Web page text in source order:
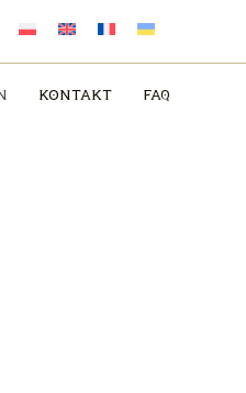
KONTAKT FAQ